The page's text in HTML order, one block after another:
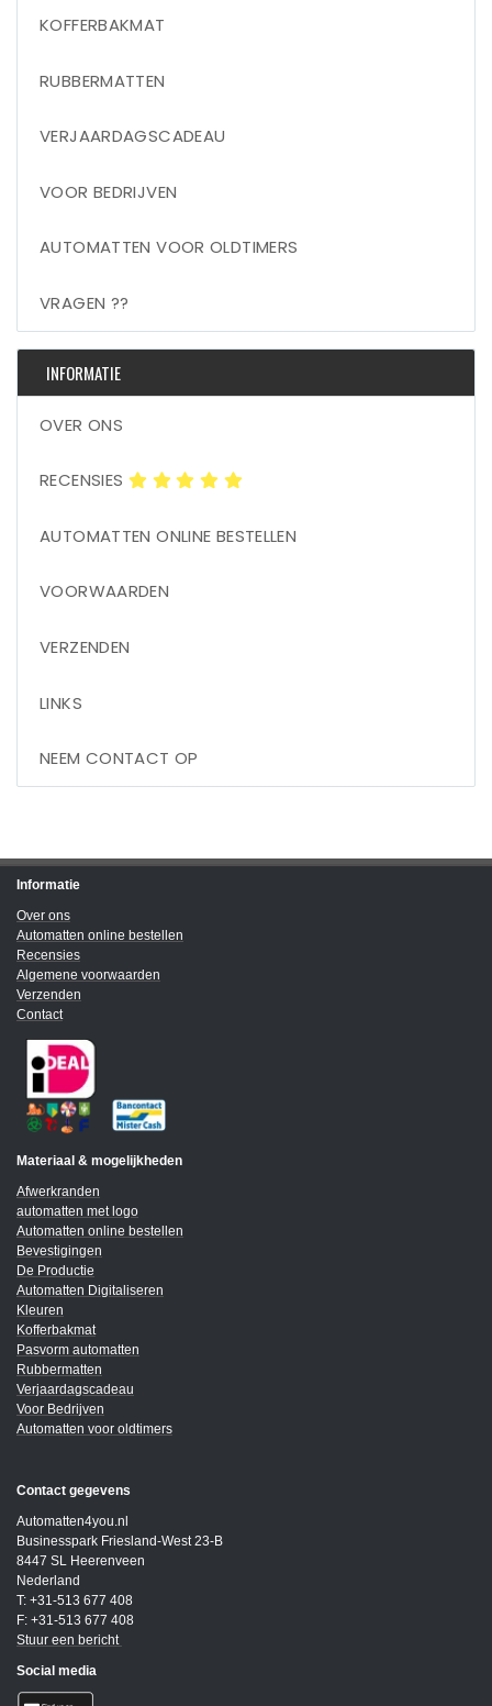
KOFFERBAKMAT
RUBBERMATTEN
VERJAARDAGSCADEAU
VOOR BEDRIJVEN
AUTOMATTEN VOOR OLDTIMERS
VRAGEN ??
INFORMATIE
OVER ONS
RECENSIES
AUTOMATTEN ONLINE BESTELLEN
VOORWAARDEN
VERZENDEN
LINKS
NEEM CONTACT OP
Informatie
Over ons
Automatten online bestellen
Recensies
Algemene voorwaarden
Verzenden
Contact
Materiaal & mogelijkheden
Afwerkranden
automatten met logo
Automatten online bestellen
Bevestigingen
De Productie
Automatten Digitaliseren
Kleuren
Kofferbakmat
Pasvorm automatten
Rubbermatten
Verjaardagscadeau
Voor Bedrijven
Automatten voor oldtimers
Contact gegevens
Automatten4you.nl
Businesspark Friesland-West 23-B
8447 SL Heerenveen
Nederland
T: +31-513 677 408
F: +31-513 677 408
Stuur een bericht
Social media